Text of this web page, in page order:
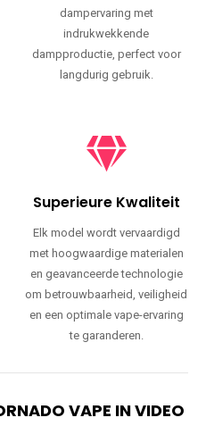
dampervaring met
indrukwekkende
dampproductie, perfect voor
langdurig gebruik.
Superieure Kwaliteit
Elk model wordt vervaardigd
met hoogwaardige materialen
en geavanceerde technologie
om betrouwbaarheid, veiligheid
en een optimale vape-ervaring
te garanderen.
VAPE IN VIDEO